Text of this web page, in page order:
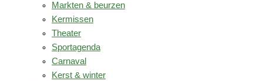
Markten & beurzen
Kermissen
Theater
Sportagenda
Carnaval
Kerst & winter